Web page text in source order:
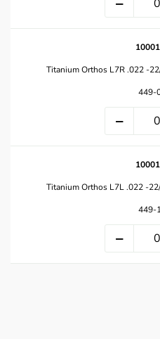
Titanium Orthos L7R .022 -
449-
Titanium Orthos L7L .022 -
449-